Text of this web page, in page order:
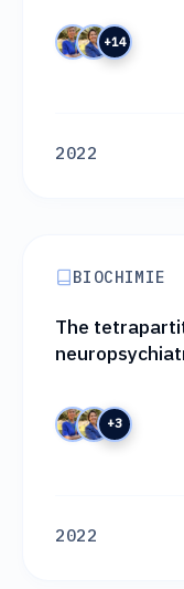
+14
2022
BIOCHIMIE
The
targets for
design+3
2022